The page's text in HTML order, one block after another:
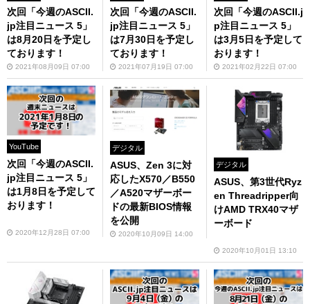
次回「今週のASCII.
jp注目ニュース 5」
は8月20日を予定し
ております！
2021年08月09日 07:00
次回「今週のASCII.
jp注目ニュース 5」
は7月30日を予定し
ております！
2021年07月19日 07:00
次回「今週のASCII.j
p注目ニュース 5」
は3月5日を予定して
おります！
2021年02月22日 07:00
YouTube
次回「今週のASCII.
jp注目ニュース 5」
は1月8日を予定して
おります！
2020年12月28日 07:00
デジタル
ASUS、Zen 3に対
応したX570／B550
／A520マザーボー
ドの最新BIOS情報
を公開
2020年10月09日 14:00
デジタル
ASUS、第3世代Ryz
en Threadripper向
けAMD TRX40マザ
ーボード
2020年10月01日 13:10